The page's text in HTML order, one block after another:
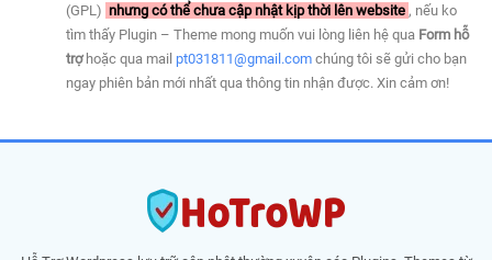
(GPL) nhưng có thể chưa cập nhật kịp thời lên website , nếu ko
tìm thấy Plugin – Theme mong muốn vui lòng liên hệ qua Form hỗ
trợhoặc qua mail pt031811@gmail.com chúng tôi sẽ gửi cho bạn
ngay phiên bản mới nhất qua thông tin nhận được. Xin cảm ơn!